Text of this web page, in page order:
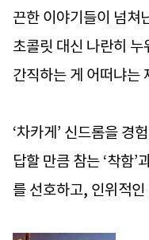
끈한 이야기들이 넘쳐
초콜릿 대신 나란히
간직하는 게 어떠냐는
‘차카게’ 신드롬을 경
답할 만큼 참는 ‘착함’
를 선호하고, 인위적